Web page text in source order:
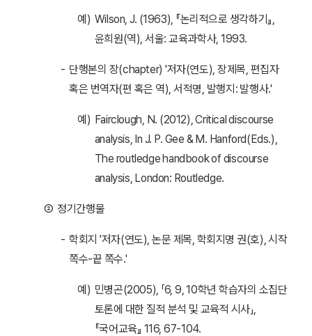
예) Wilson, J. (1963), 『논리적으로 생각하기』,
윤희원(역), 서울: 교육과학사, 1993.
- 단행본의 장(chapter) '저자(연도), 장제목, 편집자
혹은 번역자(편 혹은 역), 서적명, 발행지: 발행사.'
예) Fairclough, N. (2012), Critical discourse
analysis, In J. P. Gee & M. Hanford(Eds.),
The routledge handbook of discourse
analysis, London: Routledge.
② 정기간행물
- 학회지 '저자(연도), 논문 제목, 학회지명 권(호), 시작
쪽수-끝 쪽수.'
예) 민병곤(2005), 「6, 9, 10학년 학습자의 소집단
토론에 대한 질적 분석 및 교육적 시사」,
『국어교육』 116, 67-104.